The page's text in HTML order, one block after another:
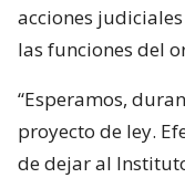
acciones
las funciones del
“Esperamos,
proyecto de ley.
de dejar al